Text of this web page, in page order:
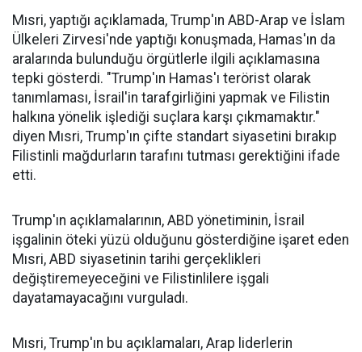
Mısri, yaptığı açıklamada, Trump'ın ABD-Arap ve İslam
Ülkeleri Zirvesi'nde yaptığı konuşmada, Hamas'ın da
aralarında bulunduğu örgütlerle ilgili açıklamasına
tepki gösterdi. "Trump'ın Hamas'ı terörist olarak
tanımlaması, İsrail'in tarafgirliğini yapmak ve Filistin
halkına yönelik işlediği suçlara karşı çıkmamaktır."
diyen Mısri, Trump'ın çifte standart siyasetini bırakıp
Filistinli mağdurların tarafını tutması gerektiğini ifade
etti.
Trump'ın açıklamalarının, ABD yönetiminin, İsrail
işgalinin öteki yüzü olduğunu gösterdiğine işaret eden
Mısri, ABD siyasetinin tarihi gerçeklikleri
değiştiremeyeceğini ve Filistinlilere işgali
dayatamayacağını vurguladı.
Mısri, Trump'ın bu açıklamaları, Arap liderlerin